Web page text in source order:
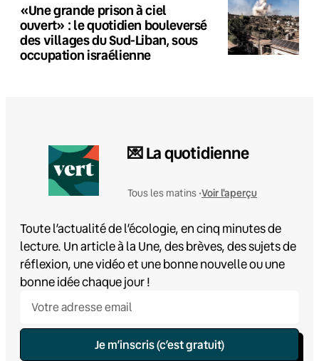
«Une grande prison à ciel
ouvert» : le quotidien bouleversé
des villages du Sud-Liban, sous
occupation israélienne
💌 La quotidienne
Tous les matins •Voir l'aperçu
Toute l’actualité de l’écologie, en cinq minutes de
lecture. Un article à la Une, des brèves, des sujets de
réflexion, une vidéo et une bonne nouvelle ou une
bonne idée chaque jour !
Je m’inscris (c’est gratuit)